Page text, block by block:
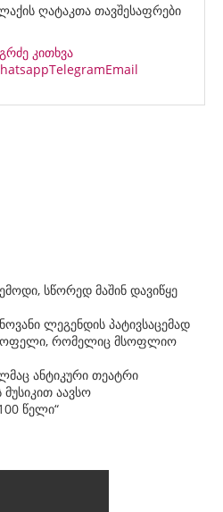
ღატაკთა თავშესაფრები
კითხვა
TelegramEmail
სწორედ მაშინ დავიწყე
ლეგენდის პატივსაცემად
სოფელი, რომელიც მსოფლიო
ანტიკური თეატრი
აავსო
წელი“